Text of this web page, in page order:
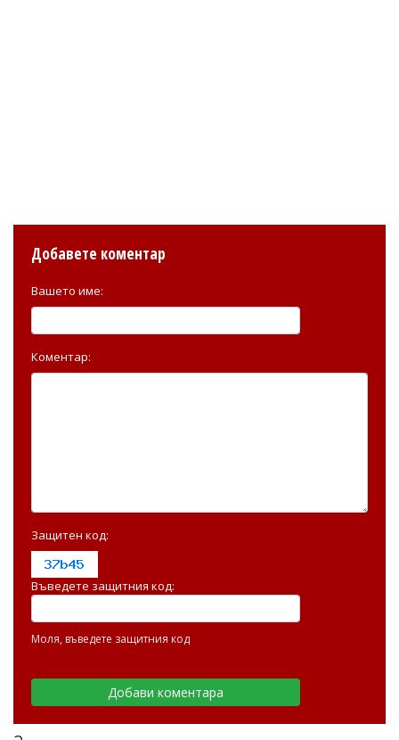
Добавете коментар
Вашето име:
Коментар:
Защитен код:
Въведете защитния код:
Моля, въведете защитния код